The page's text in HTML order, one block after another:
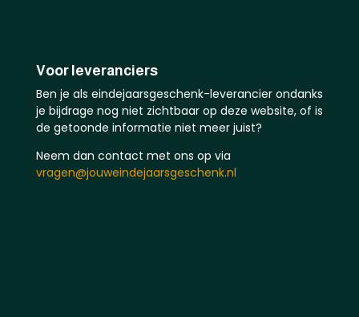
Voor leveranciers
Ben je als eindejaarsgeschenk-leverancier ondanks
je bijdrage nog niet zichtbaar op deze website, of is
de getoonde informatie niet meer juist?
Neem dan contact met ons op via
vragen@jouweindejaarsgeschenk.nl